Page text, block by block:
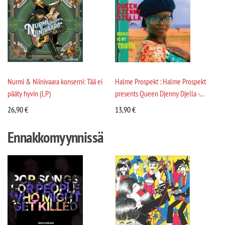
Nurmi & Niinivaara konserni: Tää ei
pääty hyvin (LP)
26,90€
Halme Prospekt : Halme Prospekt
presents Queen Djenny Djella -...
13,90€
Ennakkomyynnissä